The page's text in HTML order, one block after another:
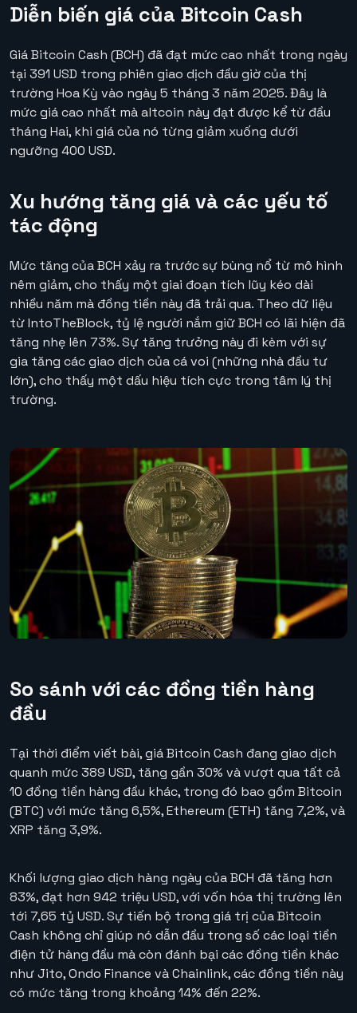
Diễn biến giá của Bitcoin Cash
Giá Bitcoin Cash (BCH) đã đạt mức cao nhất trong ngày
tại 391 USD trong phiên giao dịch đầu giờ của thị
trường Hoa Kỳ vào ngày 5 tháng 3 năm 2025. Đây là
mức giá cao nhất mà altcoin này đạt được kể từ đầu
tháng Hai, khi giá của nó từng giảm xuống dưới
ngưỡng 400 USD.
Xu hướng tăng giá và các yếu tố
tác động
Mức tăng của BCH xảy ra trước sự bùng nổ từ mô hình
nêm giảm, cho thấy một giai đoạn tích lũy kéo dài
nhiều năm mà đồng tiền này đã trải qua. Theo dữ liệu
từ IntoTheBlock, tỷ lệ người nắm giữ BCH có lãi hiện đã
tăng nhẹ lên 73%. Sự tăng trưởng này đi kèm với sự
gia tăng các giao dịch của cá voi (những nhà đầu tư
lớn), cho thấy một dấu hiệu tích cực trong tâm lý thị
trường.
So sánh với các đồng tiền hàng
đầu
Tại thời điểm viết bài, giá Bitcoin Cash đang giao dịch
quanh mức 389 USD, tăng gần 30% và vượt qua tất cả
10 đồng tiền hàng đầu khác, trong đó bao gồm Bitcoin
(BTC) với mức tăng 6,5%, Ethereum (ETH) tăng 7,2%, và
XRP tăng 3,9%.
Khối lượng giao dịch hàng ngày của BCH đã tăng hơn
83%, đạt hơn 942 triệu USD, với vốn hóa thị trường lên
tới 7,65 tỷ USD. Sự tiến bộ trong giá trị của Bitcoin
Cash không chỉ giúp nó dẫn đầu trong số các loại tiền
điện tử hàng đầu mà còn đánh bại các đồng tiền khác
như Jito, Ondo Finance và Chainlink, các đồng tiền này
có mức tăng trong khoảng 14% đến 22%.